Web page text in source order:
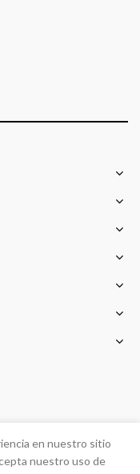
en nuestro sitio
nuestro uso de